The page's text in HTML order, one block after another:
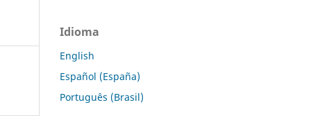
Idioma
English
Español (España)
Português (Brasil)